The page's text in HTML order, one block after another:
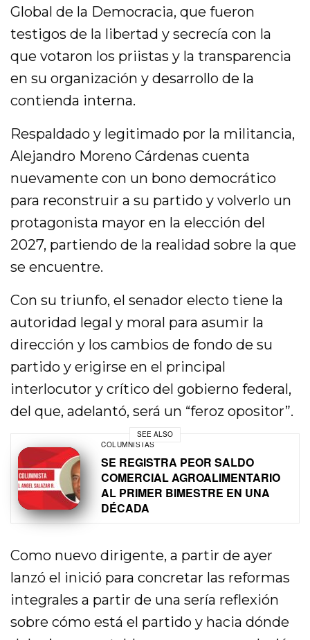
Global de la Democracia, que fueron
testigos de la libertad y secrecía con la
que votaron los priistas y la transparencia
en su organización y desarrollo de la
contienda interna.
Respaldado y legitimado por la militancia,
Alejandro Moreno Cárdenas cuenta
nuevamente con un bono democrático
para reconstruir a su partido y volverlo un
protagonista mayor en la elección del
2027, partiendo de la realidad sobre la que
se encuentre.
Con su triunfo, el senador electo tiene la
autoridad legal y moral para asumir la
dirección y los cambios de fondo de su
partido y erigirse en el principal
interlocutor y crítico del gobierno federal,
del que, adelantó, será un “feroz opositor”.
SEE ALSO
COLUMNISTAS
SE REGISTRA PEOR SALDO
COMERCIAL AGROALIMENTARIO
AL PRIMER BIMESTRE EN UNA
DÉCADA
Como nuevo dirigente, a partir de ayer
lanzó el inició para concretar las reformas
integrales a partir de una sería reflexión
sobre cómo está el partido y hacia dónde